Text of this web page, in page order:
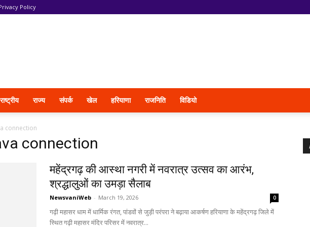
Policy
राष्ट्रीय राज्य संपर्क खेल हरियाणा राजनिति विडियो
connection
connection
महेंद्रगढ़ की आस्था नगरी में नवरात्र उत्सव का आरंभ,
श्रद्धालुओं का उमड़ा सैलाब
NewsvaniWeb - March 19, 2026 0
गढ़ी महासर धाम में धार्मिक रंगत, पांडवों से जुड़ी परंपरा ने बढ़ाया आकर्षण हरियाणा के महेंद्रगढ़ जिले में
स्थित गढ़ी महासर मंदिर परिसर में नवरात्र...